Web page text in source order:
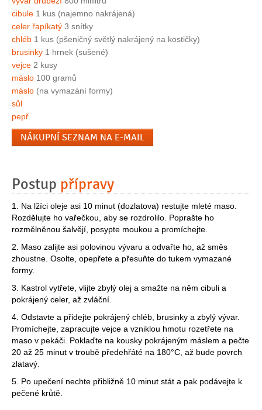
cibule 1 kus (najemno nakrájená)
celer řapíkatý 3 snítky
chléb 1 kus (pšeničný světlý nakrájený na kostičky)
brusinky 1 hrnek (sušené)
vejce 2 kusy
máslo 100 gramů
máslo (na vymazání formy)
sůl
pepř
NÁKUPNÍ SEZNAM NA E-MAIL
Postup přípravy
1. Na lžíci oleje asi 10 minut (dozlatova) restujte mleté maso.
Rozdělujte ho vařečkou, aby se rozdrolilo. Poprašte ho
rozmělněnou šalvějí, posypte moukou a promíchejte.
2. Maso zalijte asi polovinou vývaru a odvařte ho, až směs
zhoustne. Osolte, opepřete a přesuňte do tukem vymazané
formy.
3. Kastrol vytřete, vlijte zbylý olej a smažte na něm cibuli a
pokrájený celer, až zvláční.
4. Odstavte a přidejte pokrájený chléb, brusinky a zbylý vývar.
Promíchejte, zapracujte vejce a vzniklou hmotu rozetřete na
maso v pekáči. Poklaďte na kousky pokrájeným máslem a pečte
20 až 25 minut v troubě předehřáté na 180°C, až bude povrch
zlatavý.
5. Po upečení nechte přibližně 10 minut stát a pak podávejte k
pečené krůtě.